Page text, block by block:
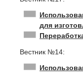
для
Вестник №14: